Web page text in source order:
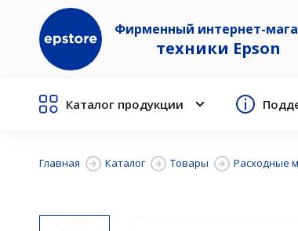
Фирменный интернет-
техники Epson
Каталог продукции
Главная Каталог Товары Расходные